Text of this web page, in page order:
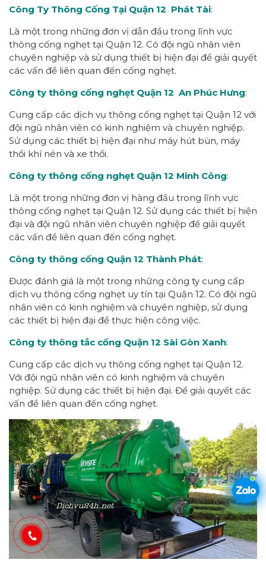
Công Ty Thông Cống Tại Quận 12 Phát Tài:
Là một trong những đơn vị dẫn đầu trong lĩnh vực
thông cống nghẹt tại Quận 12. Có đội ngũ nhân viên
chuyên nghiệp và sử dụng thiết bị hiện đại để giải quyết
các vấn đề liên quan đến cống nghẹt.
Công ty thông cống nghẹt Quận 12 An Phúc Hưng:
Cung cấp các dịch vụ thông cống nghẹt tại Quận 12 với
đội ngũ nhân viên có kinh nghiệm và chuyên nghiệp.
Sử dụng các thiết bị hiện đại như máy hút bùn, máy
thổi khí nén và xe thổi.
Công ty thông cống nghẹt Quận 12 Minh Công:
Là một trong những đơn vị hàng đầu trong lĩnh vực
thông cống nghẹt tại Quận 12. Sử dụng các thiết bị hiện
đại và đội ngũ nhân viên chuyên nghiệp để giải quyết
các vấn đề liên quan đến cống nghẹt.
Công ty thông cống Quận 12 Thành Phát:
Được đánh giá là một trong những công ty cung cấp
dịch vụ thông cống nghẹt uy tín tại Quận 12. Có đội ngũ
nhân viên có kinh nghiệm và chuyên nghiệp, sử dụng
các thiết bị hiện đại để thực hiện công việc.
Công ty thông tắc cống Quận 12 Sài Gòn Xanh:
Cung cấp các dịch vụ thông cống nghẹt tại Quận 12.
Với đội ngũ nhân viên có kinh nghiệm và chuyên
nghiệp. Sử dụng các thiết bị hiện đại. Để giải quyết các
vấn đề liên quan đến cống nghẹt.